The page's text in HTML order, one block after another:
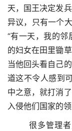
天，国王决定发
异议，只有一个
“有一天，我的
的妇女在田里锄
当他回头看自己
道这不令人感到
中之意，就打消
入侵他们国家的领
很多管理者只